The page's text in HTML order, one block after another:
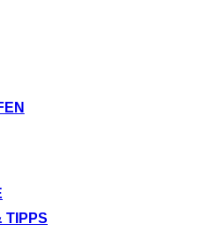
TIPPS